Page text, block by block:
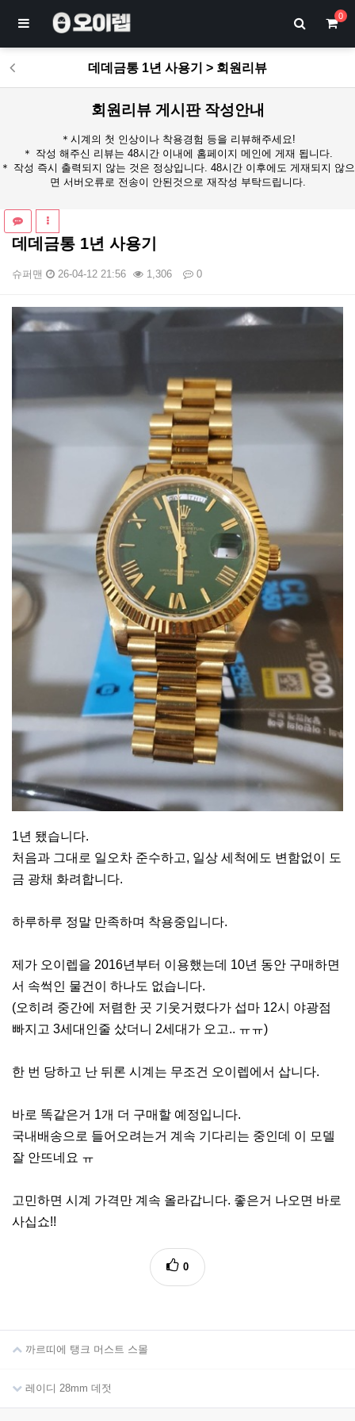
0
데데금통 1년 사용기 > 회원리뷰
회원리뷰 게시판 작성안내
＊시계의 첫 인상이나 착용경험 등을 리뷰해주세요!
＊ 작성 해주신 리뷰는 48시간 이내에 홈페이지 메인에 게재 됩니다.
＊ 작성 즉시 출력되지 않는 것은 정상입니다. 48시간 이후에도 게재되지 않으
면 서버오류로 전송이 안된것으로 재작성 부탁드립니다.
데데금통 1년 사용기
슈퍼맨 26-04-12 21:56 1,306 0
본문
1년 됐습니다.
처음과 그대로 일오차 준수하고, 일상 세척에도 변함없이 도
금 광채 화려합니다.
하루하루 정말 만족하며 착용중입니다.
제가 오이렙을 2016년부터 이용했는데 10년 동안 구매하면
서 속썩인 물건이 하나도 없습니다.
(오히려 중간에 저렴한 곳 기웃거렸다가 섭마 12시 야광점
빠지고 3세대인줄 샀더니 2세대가 오고.. ㅠㅠ)
한 번 당하고 난 뒤론 시계는 무조건 오이렙에서 삽니다.
바로 똑같은거 1개 더 구매할 예정입니다.
국내배송으로 들어오려는거 계속 기다리는 중인데 이 모델
잘 안뜨네요 ㅠ
고민하면 시계 가격만 계속 올라갑니다. 좋은거 나오면 바로
사십쇼!!
0
까르띠에 탱크 머스트 스몰
레이디 28mm 데젓